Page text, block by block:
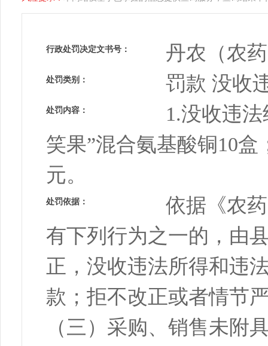
行政处罚决定文书号： 丹农（农
处罚类别： 罚款 没收
处罚内容：
1.没收违
笑果”混合氨基酸铜10盒
元。
处罚依据：
依据《农
有下列行为之一的，由
正，没收违法所得和违
款；拒不改正或者情节
（三）采购、销售未附